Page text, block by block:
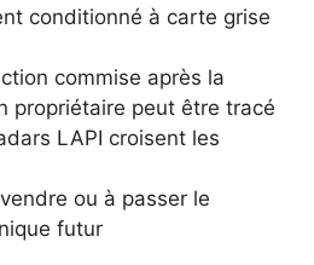
conditionné à carte grise
commise après la
propriétaire peut être tracé
LAPI croisent les
ou à passer le
futur